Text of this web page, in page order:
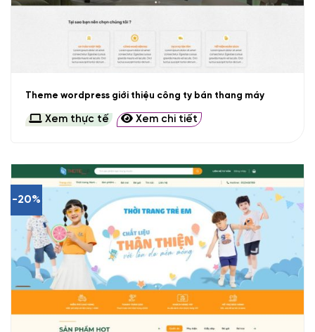
Theme wordpress giới thiệu công ty bán thang máy
Xem thực tế Xem chi tiết
-20%